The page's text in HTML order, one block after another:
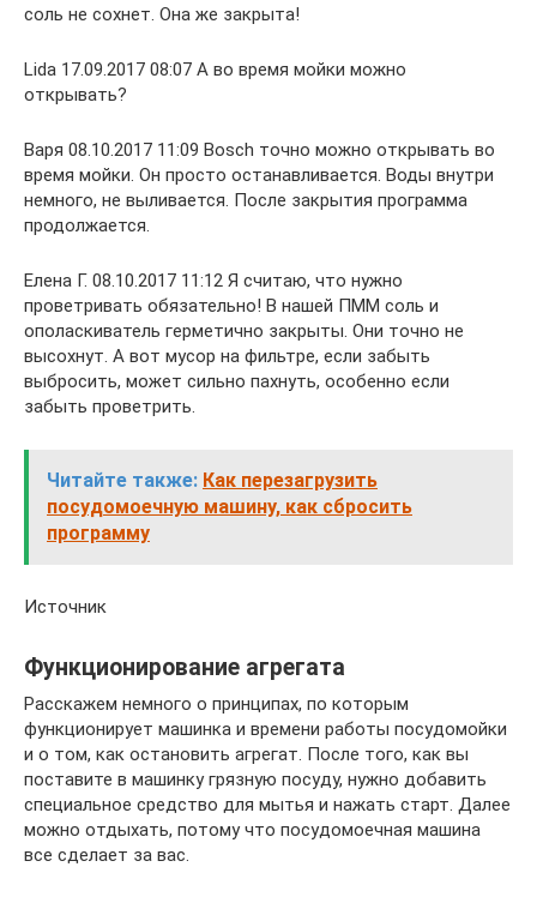
соль не сохнет. Она же закрыта!
Lida 17.09.2017 08:07 А во время мойки можно
открывать?
Варя 08.10.2017 11:09 Bosch точно можно открывать во
время мойки. Он просто останавливается. Воды внутри
немного, не выливается. После закрытия программа
продолжается.
Елена Г. 08.10.2017 11:12 Я считаю, что нужно
проветривать обязательно! В нашей ПММ соль и
ополаскиватель герметично закрыты. Они точно не
высохнут. А вот мусор на фильтре, если забыть
выбросить, может сильно пахнуть, особенно если
забыть проветрить.
Читайте также: Как перезагрузить
посудомоечную машину, как сбросить
программу
Источник
Функционирование агрегата
Расскажем немного о принципах, по которым
функционирует машинка и времени работы посудомойки
и о том, как остановить агрегат. После того, как вы
поставите в машинку грязную посуду, нужно добавить
специальное средство для мытья и нажать старт. Далее
можно отдыхать, потому что посудомоечная машина
все сделает за вас.